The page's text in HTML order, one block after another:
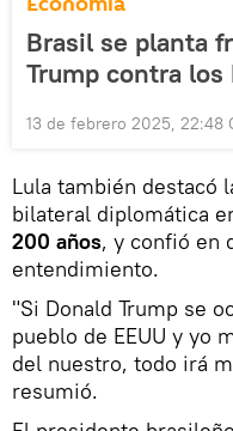
Brasil se planta
Trump contra los
13 de febrero 2025, 22:48
Lula también destacó
bilateral diplomática
200 años, y confió en
entendimiento.
"Si Donald Trump se
pueblo de EEUU y yo
del nuestro, todo irá
resumió.